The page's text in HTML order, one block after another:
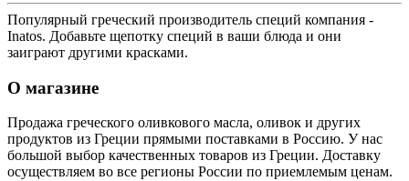
Популярный греческий производитель специй компания -
Inatos. Добавьте щепотку специй в ваши блюда и они
заиграют другими красками.
О магазине
Продажа греческого оливкового масла, оливок и других
продуктов из Греции прямыми поставками в Россию. У нас
большой выбор качественных товаров из Греции. Доставку
осуществляем во все регионы России по приемлемым ценам.